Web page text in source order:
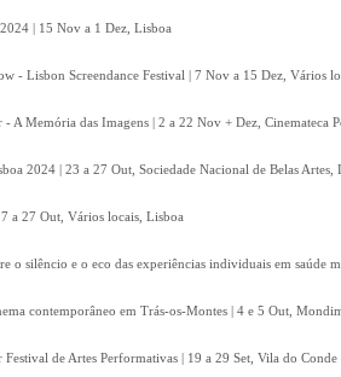
| 15 Nov a 1 Dez, Lisboa
- Lisbon Screendance Festival | 7 Nov a 15 Dez, Vários
A Memória das Imagens | 2 a 22 Nov + Dez, Cinemateca
2024 | 23 a 27 Out, Sociedade Nacional de Belas Artes,
a 27 Out, Vários locais, Lisboa
o silêncio e o eco das experiências individuais em
contemporâneo em Trás-os-Montes | 4 e 5 Out,
Festival de Artes Performativas | 19 a 29 Set, Vila do Conde